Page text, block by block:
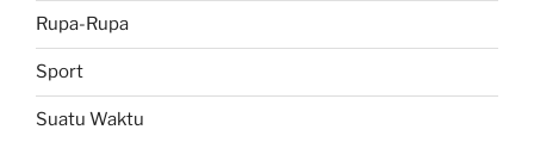
Rupa-Rupa
Sport
Suatu Waktu